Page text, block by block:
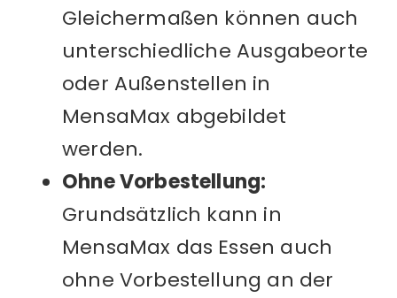
Gleichermaßen können auch
unterschiedliche Ausgabeorte
oder Außenstellen in
MensaMax abgebildet
werden.
Ohne Vorbestellung:
Grundsätzlich kann in
MensaMax das Essen auch
ohne Vorbestellung an der